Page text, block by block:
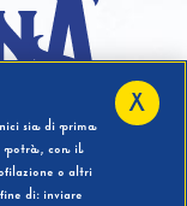
Anni?
sia di prima
potrà, con il
o altri
di: inviare
X